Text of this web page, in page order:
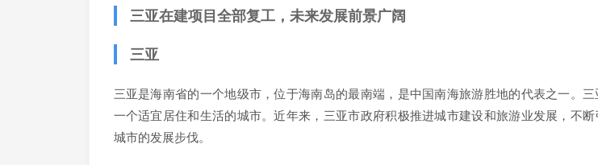
三亚在建项目全部复工，未来发展前景广阔
三亚
三亚是海南省的一个地级市，位于海南岛的最南端，是中国南海旅游胜地的代表之一。
一个适宜居住和生活的城市。近年来，三亚市政府积极推进城市建设和旅游业发展，不
城市的发展步伐。